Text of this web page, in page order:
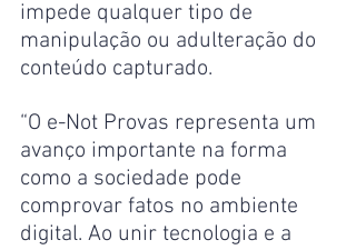
impede qualquer tipo de
manipulação ou adulteração do
conteúdo capturado.
“O e-Not Provas representa um
avanço importante na forma
como a sociedade pode
comprovar fatos no ambiente
digital. Ao unir tecnologia e a